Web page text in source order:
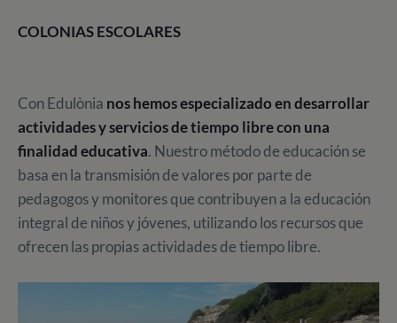
COLONIAS ESCOLARES
Con Edulònia nos hemos especializado en desarrollar
actividades y servicios de tiempo libre con una
finalidad educativa. Nuestro método de educación se
basa en la transmisión de valores por parte de
pedagogos y monitores que contribuyen a la educación
integral de niños y jóvenes, utilizando los recursos que
ofrecen las propias actividades de tiempo libre.